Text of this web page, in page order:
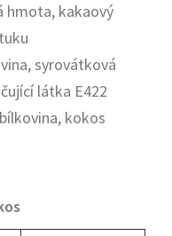
hmota, kakaový
syrovátková
látka E422
kokos